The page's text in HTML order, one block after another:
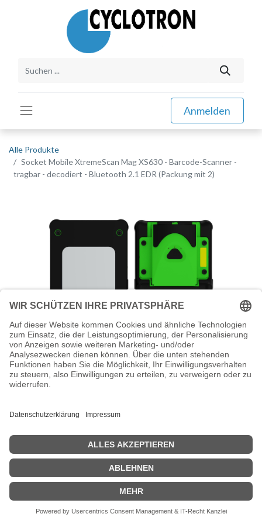
Anmelden
Alle Produkte
Socket Mobile XtremeScan Mag XS630 - Barcode-Scanner -
tragbar - decodiert - Bluetooth 2.1 EDR (Packung mit 2)
Socket Mobile XtremeScan Mag XS630 -
Barcode-Scanner - tragbar - decodiert -
Bluetooth 2.1 EDR (Packung mit 2)
Socket Mobile XtremeScan Mag XS630 - Barcode-Scanner - tragbar